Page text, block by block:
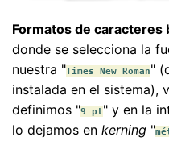
Formatos de caracteres
donde se selecciona la
nuestra "Times New Roman"
instalada en el sistema),
definimos "9 pt" y en la
lo dejamos en kerning "